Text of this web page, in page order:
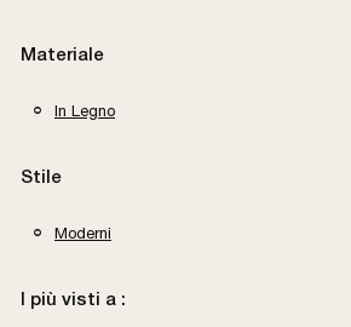
Materiale
In Legno
Stile
Moderni
I più visti a :